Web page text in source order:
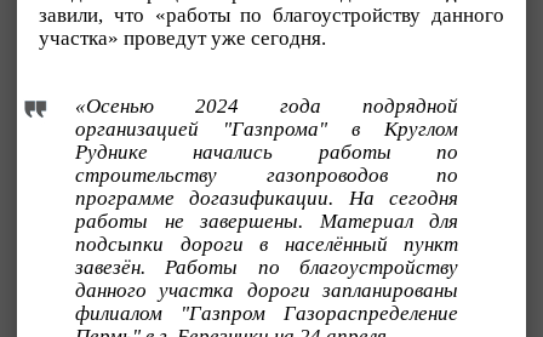
завили, что «работы по благоустройству данного
участка» проведут уже сегодня.
«Осенью 2024 года подрядной
организацией "Газпрома" в Круглом
Руднике начались работы по
строительству газопроводов по
программе догазификации. На сегодня
работы не завершены. Материал для
подсыпки дороги в населённый пункт
завезён. Работы по благоустройству
данного участка дороги запланированы
филиалом "Газпром Газораспределение